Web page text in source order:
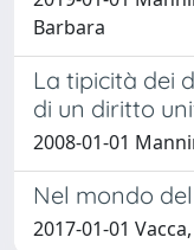
Barbara
La tipicità dei
di un diritto
2008-01-01
Nel mondo
2017-01-01